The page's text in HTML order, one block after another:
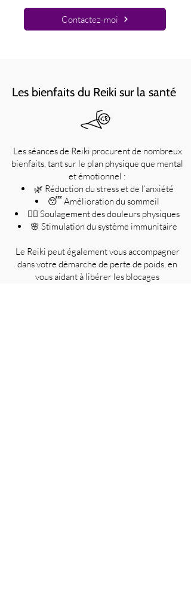
Contactez-moi
Les bienfaits du Reiki sur la santé
Les séances de Reiki procurent de nombreux
bienfaits, tant sur le plan physique que mental
et émotionnel :
🌿 Réduction du stress et de l’anxiété
😴 Amélioration du sommeil
💆‍♀️ Soulagement des douleurs physiques
🌸 Stimulation du système immunitaire
Le Reiki peut également vous accompagner
dans votre démarche de perte de poids, en
vous aidant à libérer les blocages